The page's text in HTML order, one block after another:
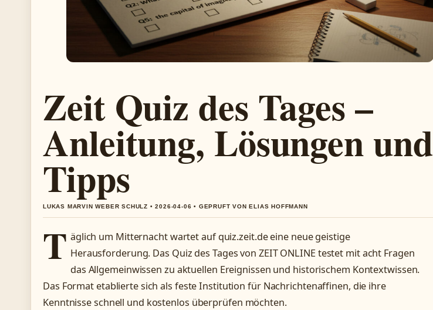
Zeit Quiz des Tages –
Anleitung, Lösungen und
Tipps
LUKAS MARVIN WEBER SCHULZ • 2026-04-06 • GEPRUFT VON ELIAS HOFFMANN
T äglich um Mitternacht wartet auf quiz.zeit.de eine neue geistige
Herausforderung. Das Quiz des Tages von ZEIT ONLINE testet mit acht Fragen
das Allgemeinwissen zu aktuellen Ereignissen und historischem Kontextwissen.
Das Format etablierte sich als feste Institution für Nachrichtenaffinen, die ihre
Kenntnisse schnell und kostenlos überprüfen möchten.